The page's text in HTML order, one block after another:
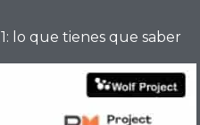
lo que tienes que saber